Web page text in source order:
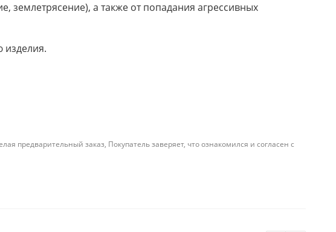
а также от попадания агрессивных
изделия.
заказ, Покупатель заверяет, что ознакомился и согласен с